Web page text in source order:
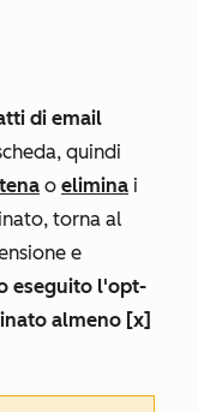
di email
quindi
o elimina i
torna al
e
eseguito l'opt-
almeno [x]